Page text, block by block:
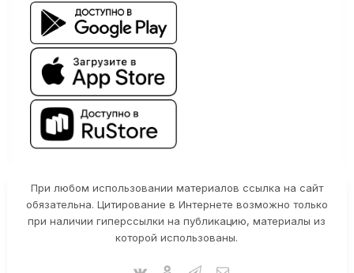
При любом использовании материалов ссылка на сайт
обязательна. Цитирование в Интернете возможно только
при наличии гиперссылки на публикацию, материалы из
которой использованы.